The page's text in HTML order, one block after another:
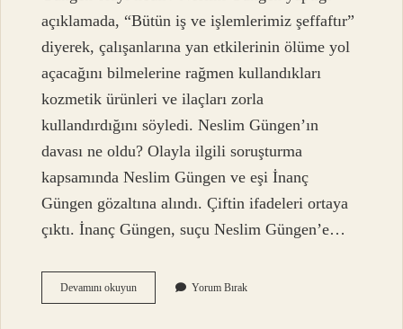
açıklamada, “Bütün iş ve işlemlerimiz şeffaftır”
diyerek, çalışanlarına yan etkilerinin ölüme yol
açacağını bilmelerine rağmen kullandıkları
kozmetik ürünleri ve ilaçları zorla
kullandırdığını söyledi. Neslim Güngen’ın
davası ne oldu? Olayla ilgili soruşturma
kapsamında Neslim Güngen ve eşi İnanç
Güngen gözaltına alındı. Çiftin ifadeleri ortaya
çıktı. İnanç Güngen, suçu Neslim Güngen’e…
Devamını okuyunNeslim
Güngen
Yorum Bırak